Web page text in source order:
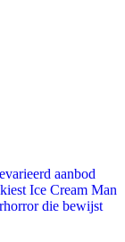
aanbod
Ice Cream Man
die bewijst